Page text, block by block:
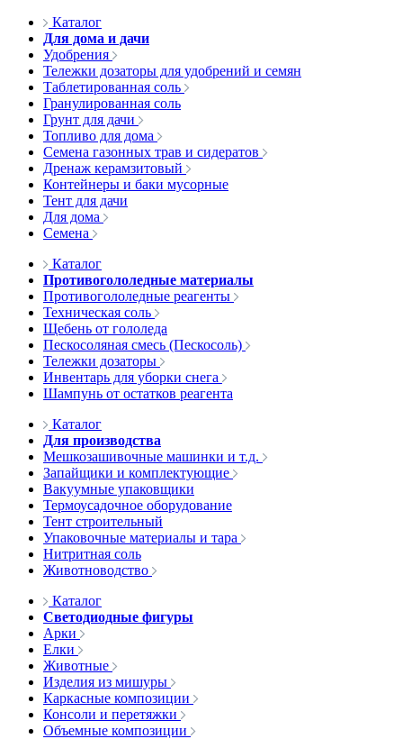
Каталог
Для дома и дачи
Удобрения
Тележки дозаторы для удобрений и семян
Таблетированная соль
Гранулированная соль
Грунт для дачи
Топливо для дома
Семена газонных трав и сидератов
Дренаж керамзитовый
Контейнеры и баки мусорные
Тент для дачи
Для дома
Семена
Каталог
Противогололедные материалы
Противогололедные реагенты
Техническая соль
Щебень от гололеда
Пескосоляная смесь (Пескосоль)
Тележки дозаторы
Инвентарь для уборки снега
Шампунь от остатков реагента
Каталог
Для производства
Мешкозашивочные машинки и т.д.
Запайщики и комплектующие
Вакуумные упаковщики
Термоусадочное оборудование
Тент строительный
Упаковочные материалы и тара
Нитритная соль
Животноводство
Каталог
Светодиодные фигуры
Арки
Елки
Животные
Изделия из мишуры
Каркасные композиции
Консоли и перетяжки
Объемные композиции